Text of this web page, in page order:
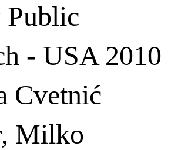
- USA 2010
Cvetnić
Milko